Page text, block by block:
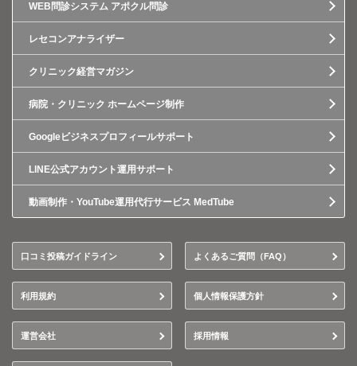
WEB問診システム アポクル問診
レセコンアナライザー
クリニック経営マガジン
病院・クリニック ホームページ制作
Googleビジネスプロフィールサポート
LINE公式アカウント運用サポート
動画制作・YouTube運用代行サービス MedTube
口コミ投稿ガイドライン よくあるご質問（FAQ）
利用規約 個人情報保護方針
運営会社 採用情報